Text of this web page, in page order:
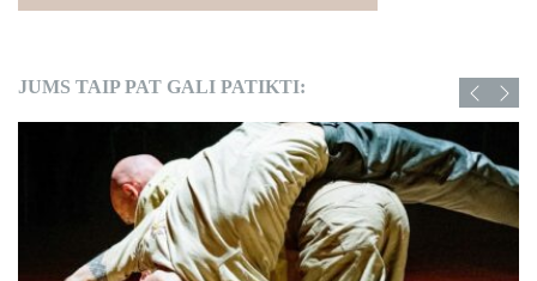
JUMS TAIP PAT GALI PATIKTI: